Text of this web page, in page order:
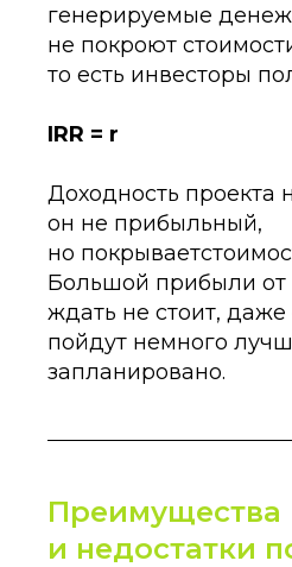
генерируемые
не покроют
то есть инвесторы
IRR = r
Доходность проекта
он не прибыльный,
но
Большой прибыли от
ждать не стоит,
пойдут немного
запланировано.
Преимущества
и недостатки